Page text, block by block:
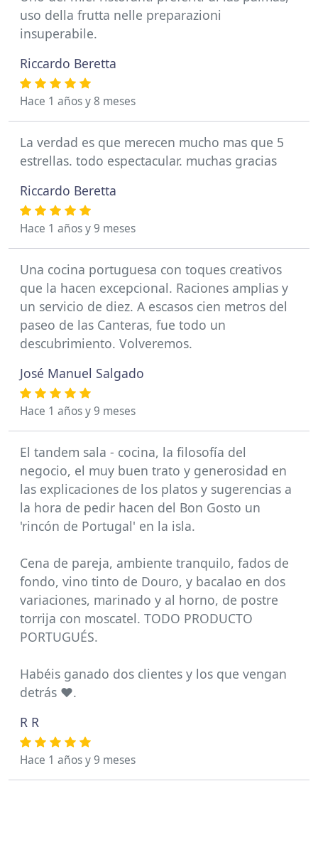
uso della frutta nelle preparazioni
insuperabile.
Riccardo Beretta
Hace 1 años y 8 meses
La verdad es que merecen mucho mas que 5
estrellas. todo espectacular. muchas gracias
Riccardo Beretta
Hace 1 años y 9 meses
Una cocina portuguesa con toques creativos
que la hacen excepcional. Raciones amplias y
un servicio de diez. A escasos cien metros del
paseo de las Canteras, fue todo un
descubrimiento. Volveremos.
José Manuel Salgado
Hace 1 años y 9 meses
El tandem sala - cocina, la filosofía del
negocio, el muy buen trato y generosidad en
las explicaciones de los platos y sugerencias a
la hora de pedir hacen del Bon Gosto un
'rincón de Portugal' en la isla.
Cena de pareja, ambiente tranquilo, fados de
fondo, vino tinto de Douro, y bacalao en dos
variaciones, marinado y al horno, de postre
torrija con moscatel. TODO PRODUCTO
PORTUGUÉS.
Habéis ganado dos clientes y los que vengan
detrás ❤️.
R R
Hace 1 años y 9 meses